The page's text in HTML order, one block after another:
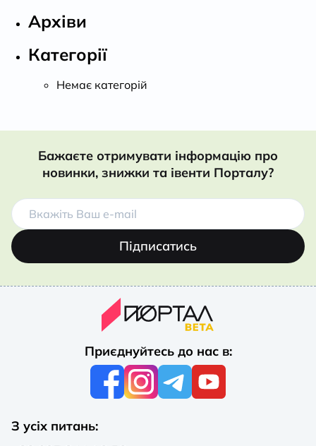
Архіви
Категорії
Немає категорій
Бажаєте отримувати інформацію про
новинки, знижки та івенти Порталу?
Підписатись
Приєднуйтесь до нас в:
З усіх питань: